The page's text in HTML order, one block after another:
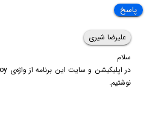
پاسخ
علیرضا شیری
سلام
نوشتیم.